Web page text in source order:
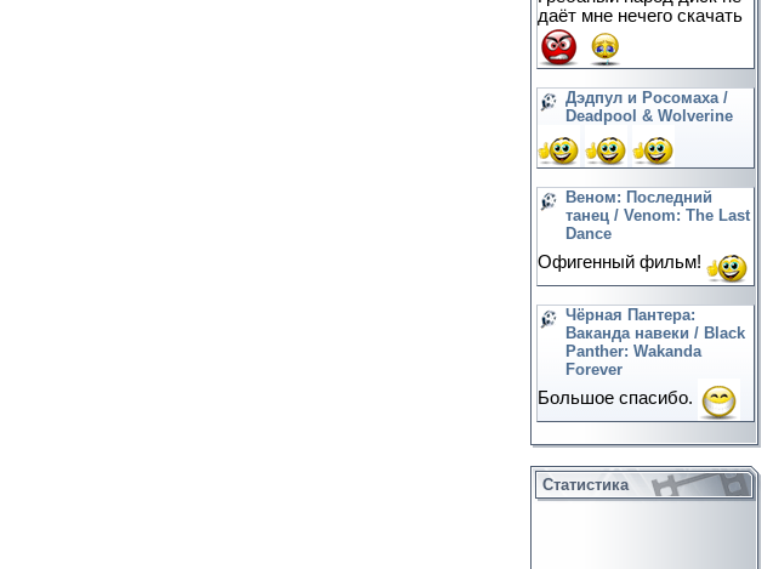
даёт мне нечего скачать
Дэдпул и Росомаха /
Deadpool & Wolverine
Веном: Последний
танец / Venom: The Last
Dance
Офигенный фильм!
Чёрная Пантера:
Ваканда навеки / Black
Panther: Wakanda
Forever
Большое спасибо.
Статистика